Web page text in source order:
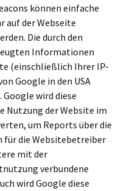
können einfache
auf der Webseite
Die durch den
Informationen
(einschließlich Ihrer IP-
Google in den USA
wird diese
Nutzung der Website im
um Reports über die
für die Websitebetreiber
mit der
verbundene
wird Google diese